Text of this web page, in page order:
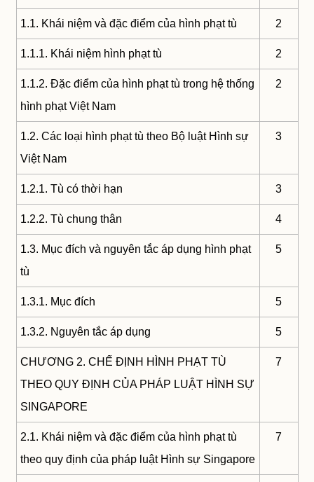
1.1. Khái niệm và đặc điểm của hình phạt tù 2
1.1.1. Khái niệm hình phạt tù 2
1.1.2. Đặc điểm của hình phạt tù trong hệ thống
hình phạt Việt Nam
2
1.2. Các loại hình phạt tù theo Bộ luật Hình sự
Việt Nam
3
1.2.1. Tù có thời hạn 3
1.2.2. Tù chung thân 4
1.3. Mục đích và nguyên tắc áp dụng hình phạt
tù
5
1.3.1. Mục đích 5
1.3.2. Nguyên tắc áp dụng 5
CHƯƠNG 2. CHẾ ĐỊNH HÌNH PHẠT TÙ
THEO QUY ĐỊNH CỦA PHÁP LUẬT HÌNH SỰ
SINGAPORE
7
2.1. Khái niệm và đặc điểm của hình phạt tù
theo quy định của pháp luật Hình sự Singapore
7